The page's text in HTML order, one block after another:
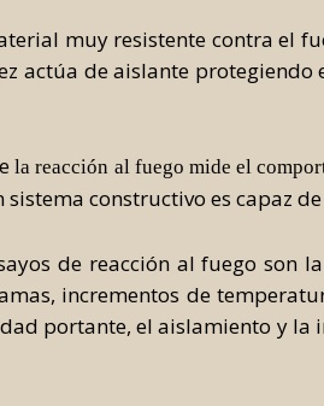
muy resistente contra el
actúa de aislante
la reacción al fuego mide el
sistema constructivo es capaz
de reacción al fuego son
incrementos de
portante, el aislamiento y